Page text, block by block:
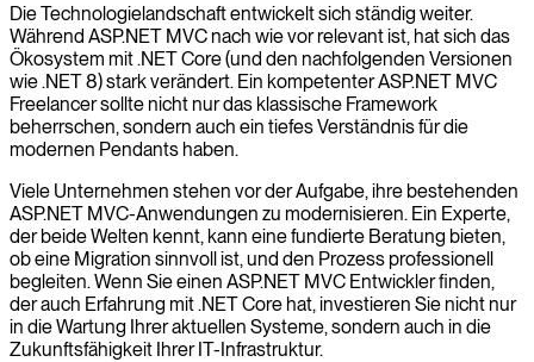
Die Technologielandschaft entwickelt sich ständig weiter.
Während ASP.NET MVC nach wie vor relevant ist, hat sich das
Ökosystem mit .NET Core (und den nachfolgenden Versionen
wie .NET 8) stark verändert. Ein kompetenter ASP.NET MVC
Freelancer sollte nicht nur das klassische Framework
beherrschen, sondern auch ein tiefes Verständnis für die
modernen Pendants haben.
Viele Unternehmen stehen vor der Aufgabe, ihre bestehenden
ASP.NET MVC-Anwendungen zu modernisieren. Ein Experte,
der beide Welten kennt, kann eine fundierte Beratung bieten,
ob eine Migration sinnvoll ist, und den Prozess professionell
begleiten. Wenn Sie einen ASP.NET MVC Entwickler finden,
der auch Erfahrung mit .NET Core hat, investieren Sie nicht nur
in die Wartung Ihrer aktuellen Systeme, sondern auch in die
Zukunftsfähigkeit Ihrer IT-Infrastruktur.